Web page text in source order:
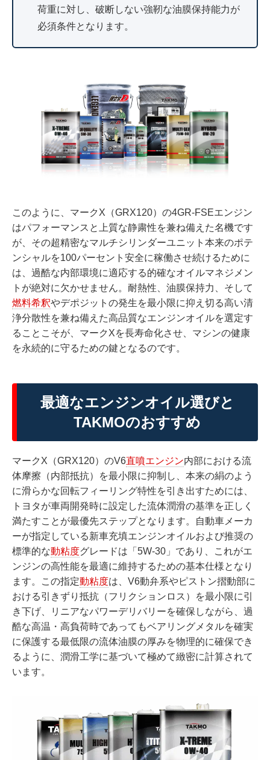
荷重に対し、破断しない強靭な油膜保持能力が
必須条件となります。
このように、マークX（GRX120）の4GR-FSEエンジン
はパフォーマンスと上質な静粛性を兼ね備えた名機です
が、その超精密なマルチシリンダーユニット本来のポテ
ンシャルを100パーセント安全に稼働させ続けるために
は、過酷な内部環境に適応する的確なオイルマネジメン
トが絶対に欠かせません。耐熱性、油膜保持力、そして
燃料希釈やデポジットの発生を最小限に抑え切る高い清
浄分散性を兼ね備えた高品質なエンジンオイルを選定す
ることこそが、マークXを長寿命化させ、マシンの健康
を永続的に守るための鍵となるのです。
最適なエンジンオイル選びと
TAKMOのおすすめ
マークX（GRX120）のV6直噴エンジン内部における流
体摩擦（内部抵抗）を最小限に抑制し、本来の絹のよう
に滑らかな回転フィーリング特性を引き出すためには、
トヨタが車両開発時に設定した流体潤滑の基準を正しく
満たすことが最優先ステップとなります。自動車メーカ
ーが指定している新車充填エンジンオイルおよび推奨の
標準的な動粘度グレードは「5W-30」であり、これがエ
ンジンの高性能を最適に維持するための基本仕様となり
ます。この指定動粘度は、V6動弁系やピストン摺動部に
おける引きずり抵抗（フリクションロス）を最小限に引
き下げ、リニアなパワーデリバリーを確保しながら、過
酷な高温・高負荷時であってもベアリングメタルを確実
に保護する最低限の流体油膜の厚みを物理的に確保でき
るように、潤滑工学に基づいて極めて緻密に計算されて
います。